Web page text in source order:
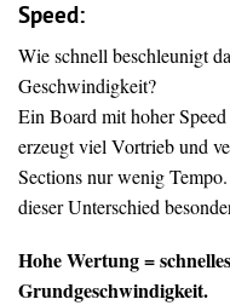
Speed:
Wie schnell beschleunigt
Geschwindigkeit?
Ein Board mit hoher
erzeugt viel Vortrieb und
Sections nur wenig
dieser Unterschied
Hohe Wertung =
Grundgeschwindigkeit.